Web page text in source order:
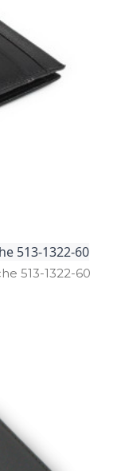
513-1322-60
513­-1322­-60